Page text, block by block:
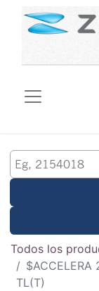
Todos los
$ACCELERA
TL(T)